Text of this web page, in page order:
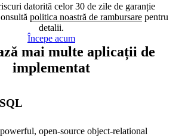
datorită celor 30 de zile de garanție
politica noastră de rambursare pentru
detalii.
Începe acum
mai multe aplicații de
implementat
open-source object-relational